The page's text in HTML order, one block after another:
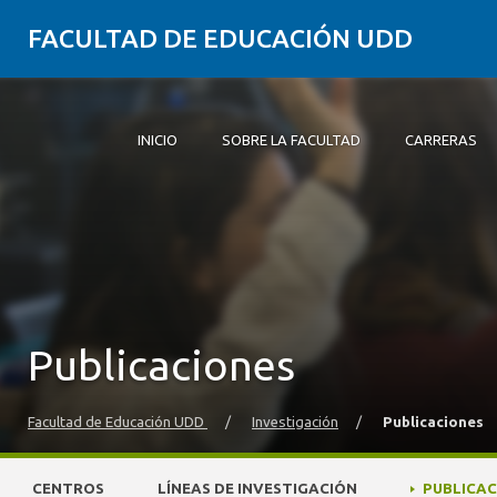
FACULTAD DE EDUCACIÓN UDD
INICIO SOBRE LA FACULTAD CARRERAS
Postgrado y Educación Continua
Vinculación con el Medio
Publicaciones
Facultad de Educación UDD / Investigación / Publicaciones
CENTROS LÍNEAS DE INVESTIGACIÓN